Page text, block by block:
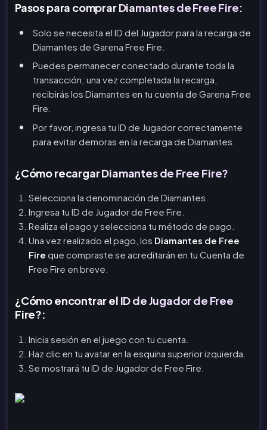
Pasos para comprar Diamantes de Free Fire:
Solo se necesita el ID del Jugador para la recarga de
Diamantes de Garena Free Fire.
Puedes permanecer conectado durante toda la
transacción; una vez completada la recarga,
recibirás los Diamantes en tu cuenta de Garena Free
Fire.
Por favor, ingresa tu ID de Jugador correctamente
para evitar demoras en la recarga de Diamantes.
¿Cómo recargar Diamantes de Free Fire?
Selecciona la denominación de Diamantes.
Ingresa tu ID de Jugador de Free Fire.
Realiza el pago y selecciona tu método de pago.
Una vez realizado el pago, los Diamantes de Free
Fire que compraste se acreditarán en tu Cuenta de
Free Fire en breve.
¿Cómo encontrar el ID de Jugador de Free
Fire?:
Inicia sesión en el juego con tu cuenta.
Haz clic en tu avatar en la esquina superior izquierda.
Se mostrará tu ID de Jugador de Free Fire.